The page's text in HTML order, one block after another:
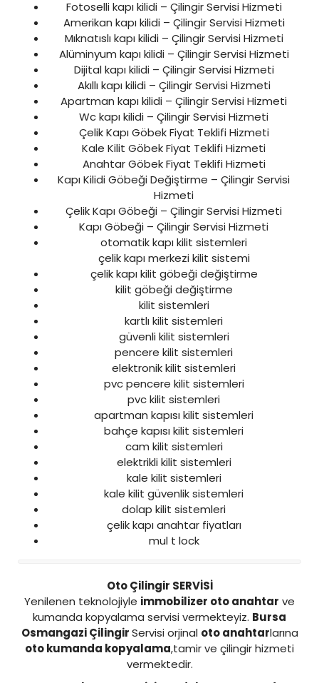
Fotoselli kapı kilidi – Çilingir Servisi Hizmeti
Amerikan kapı kilidi – Çilingir Servisi Hizmeti
Mıknatıslı kapı kilidi – Çilingir Servisi Hizmeti
Alüminyum kapı kilidi – Çilingir Servisi Hizmeti
Dijital kapı kilidi – Çilingir Servisi Hizmeti
Akıllı kapı kilidi – Çilingir Servisi Hizmeti
Apartman kapı kilidi – Çilingir Servisi Hizmeti
Wc kapı kilidi – Çilingir Servisi Hizmeti
Çelik Kapı Göbek Fiyat Teklifi Hizmeti
Kale Kilit Göbek Fiyat Teklifi Hizmeti
Anahtar Göbek Fiyat Teklifi Hizmeti
Kapı Kilidi Göbeği Değiştirme – Çilingir Servisi
Hizmeti
Çelik Kapı Göbeği – Çilingir Servisi Hizmeti
Kapı Göbeği – Çilingir Servisi Hizmeti
otomatik kapı kilit sistemleri
çelik kapı merkezi kilit sistemi
çelik kapı kilit göbeği değiştirme
kilit göbeği değiştirme
kilit sistemleri
kartlı kilit sistemleri
güvenli kilit sistemleri
pencere kilit sistemleri
elektronik kilit sistemleri
pvc pencere kilit sistemleri
pvc kilit sistemleri
apartman kapısı kilit sistemleri
bahçe kapısı kilit sistemleri
cam kilit sistemleri
elektrikli kilit sistemleri
kale kilit sistemleri
kale kilit güvenlik sistemleri
dolap kilit sistemleri
çelik kapı anahtar fiyatları
mul t lock
Oto Çilingir SERVİSİ
Yenilenen teknolojiyle immobilizer oto anahtar ve
kumanda kopyalama servisi vermekteyiz. Bursa
Osmangazi ÇilingirServisi orjinal oto anahtarlarına
oto kumanda kopyalama,tamir ve çilingir hizmeti
vermektedir.